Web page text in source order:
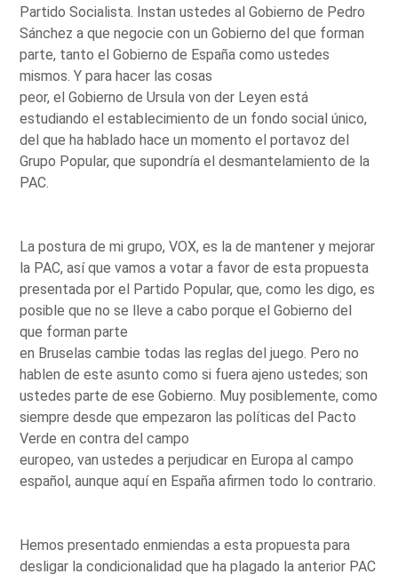
Partido Socialista. Instan ustedes al Gobierno de Pedro
Sánchez a que negocie con un Gobierno del que forman
parte, tanto el Gobierno de España como ustedes
mismos. Y para hacer las cosas
peor, el Gobierno de Ursula von der Leyen está
estudiando el establecimiento de un fondo social único,
del que ha hablado hace un momento el portavoz del
Grupo Popular, que supondría el desmantelamiento de la
PAC.
La postura de mi grupo, VOX, es la de mantener y mejorar
la PAC, así que vamos a votar a favor de esta propuesta
presentada por el Partido Popular, que, como les digo, es
posible que no se lleve a cabo porque el Gobierno del
que forman parte
en Bruselas cambie todas las reglas del juego. Pero no
hablen de este asunto como si fuera ajeno ustedes; son
ustedes parte de ese Gobierno. Muy posiblemente, como
siempre desde que empezaron las políticas del Pacto
Verde en contra del campo
europeo, van ustedes a perjudicar en Europa al campo
español, aunque aquí en España afirmen todo lo contrario.
Hemos presentado enmiendas a esta propuesta para
desligar la condicionalidad que ha plagado la anterior PAC